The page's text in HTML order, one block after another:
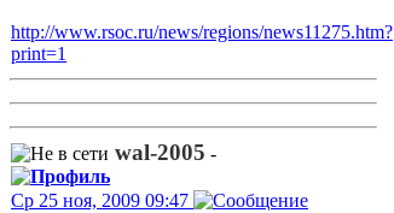
http://www.rsoc.ru/news/regions/news11275.htm?
print=1
wal-2005 -
Ср 25 ноя, 2009 09:47